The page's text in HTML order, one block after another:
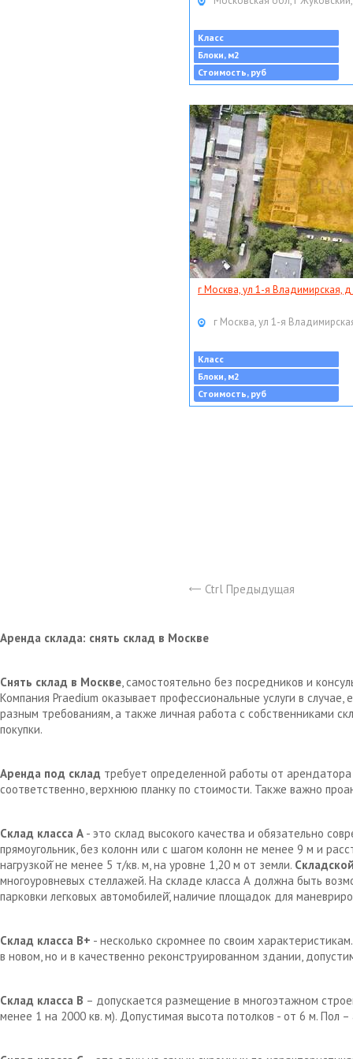
Класс
Блоки, м2
Стоимость, руб
г Москва, ул 1-я Владимирская, д
г Москва, ул 1-я
Класс
Блоки, м2
Стоимость, руб
Ctrl Предыдущая
Аренда склада: снять склад в Москве
Снять склад в Москве, самостоятельно без посредников и
Компания Praedium оказывает профессиональные услуги в
разным требованиям, а также личная работа с собственниками
покупки.
Аренда под склад требует определенной работы от
соответственно, верхнюю планку по стоимости. Также важно
Склад класса А - это склад высокого качества и обязательно
прямоугольник, без колонн или с шагом колонн не менее 9 м и
нагрузкой̆ не менее 5 т/кв. м, на уровне 1,20 м от земли.
многоуровневых стеллажей. На складе класса А должна быть
парковки легковых автомобилей̆, наличие площадок для
Склад класса В+ - несколько скромнее по своим
в новом, но и в качественно реконструированном здании,
Склад класса В – допускается размещение в многоэтажном
менее 1 на 2000 кв. м). Допустимая высота потолков - от 6 м. Пол